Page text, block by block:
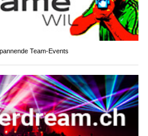
Team-Events